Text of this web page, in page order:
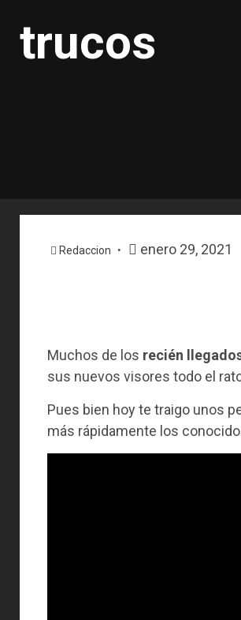
trucos
Redaccion enero 29, 2021
Muchos de los recién
sus nuevos visores todo el
Pues bien hoy te traigo unos
más rápidamente los